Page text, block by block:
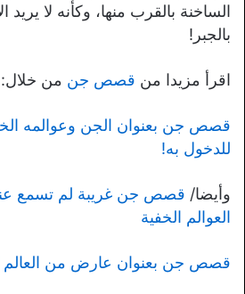
الساخنة بالقرب منها، وكأنه لا يريد
بالجبر!
اقرأ مزيدا من قصص جن من خلال:
قصص جن بعنوان الجن وعوالمه
للدخول به!
وأيضا/ قصص جن غريبة لم تسمع
العوالم الخفية
قصص جن بعنوان عارض من العالم